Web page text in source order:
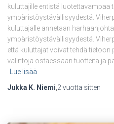
kuluttajille entistä luotettavampaa
ympäristöystävällisyydestä.
kuluttajalle annetaan
ympäristöystävällisyydestä.
että kuluttajat voivat tehdä
valintoja ostaessaan tuotteita ja
Lue lisää
Jukka K. Niemi 2 vuotta sitten